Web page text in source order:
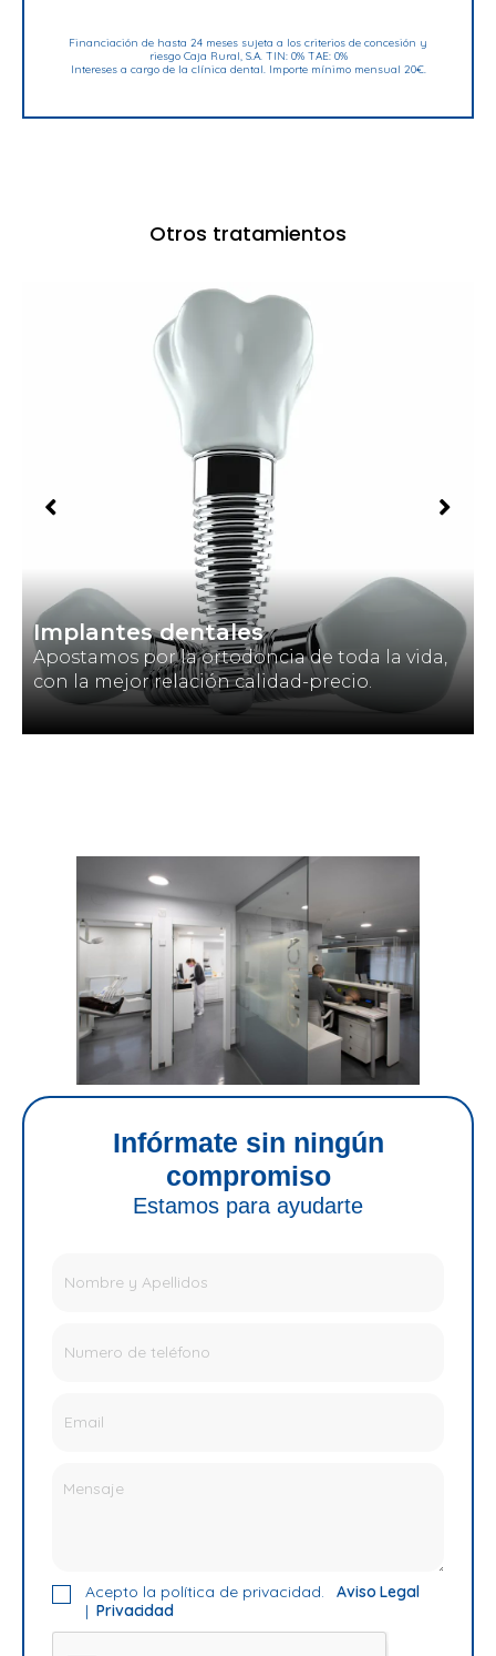
Financiación de hasta 24 meses sujeta a los criterios de concesión y
riesgo Caja Rural, S.A. TIN: 0% TAE: 0%
Intereses a cargo de la clínica dental. Importe mínimo mensual 20€.
Otros tratamientos
Implantes dentales
Apostamos por la ortodoncia de toda la vida,
con la mejor relación calidad-precio.
Infórmate sin ningún
compromiso
Estamos para ayudarte
Acepto la política de privacidad.
Aviso Legal
| Privacidad